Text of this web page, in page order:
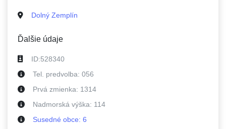
Dolný Zemplín
Ďalšie údaje
ID:528340
Tel. predvolba: 056
Prvá zmienka: 1314
Nadmorská výška: 114
Susedné obce: 6